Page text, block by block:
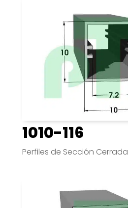
1010-116
Perfiles de Sección Cerrada